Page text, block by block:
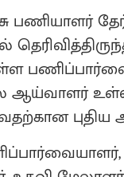
பணியாளர்
புதிய